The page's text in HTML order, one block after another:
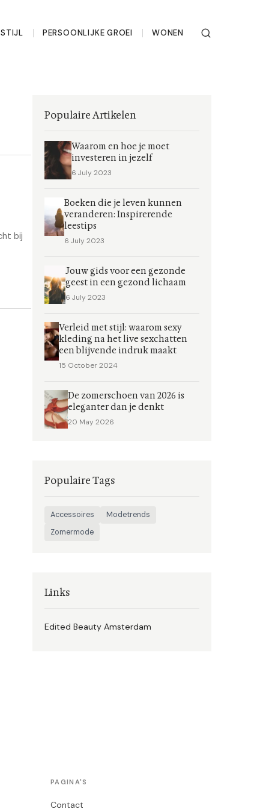
PERSOONLIJKE GROEI WONEN
bij
Populaire Artikelen
Waarom en hoe je moet
investeren in jezelf
6 July 2023
Boeken die je leven kunnen
veranderen: Inspirerende
leestips
6 July 2023
Jouw gids voor een gezonde
geest in een gezond lichaam
6 July 2023
Verleid met stijl: waarom sexy
kleding na het live sexchatten
een blijvende indruk maakt
15 October 2024
De zomerschoen van 2026 is
eleganter dan je denkt
20 May 2026
Populaire Tags
Accessoires
Modetrends
Zomermode
Links
Edited Beauty Amsterdam
PAGINA'S
Contact